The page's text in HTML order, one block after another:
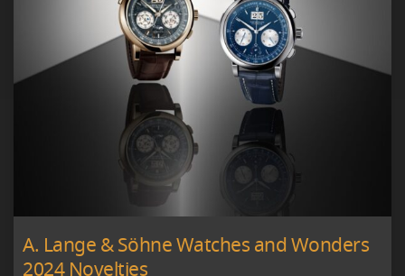
A. Lange & Söhne Watches and Wonders